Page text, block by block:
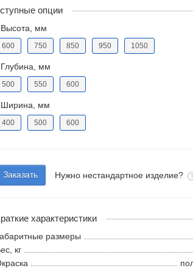
опции
Высота, мм
600 750 850 950 1050
Глубина, мм
500 550 600
Ширина, мм
400 500 600
Заказать Нужно нестандартное изделие?
характеристики
размеры
кг